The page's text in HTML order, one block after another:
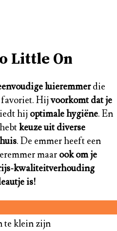
Little On
luieremmerdie
favoriet. Hijvoorkomt dat je
hij optimale hygiëne. En
keuze uit diverse
. De emmer heeft een
maar ook om je
kwaliteitverhouding
is!
te klein zijn